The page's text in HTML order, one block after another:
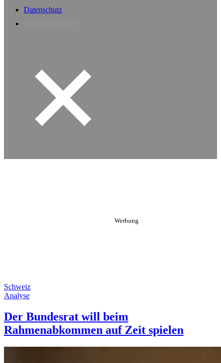
Datenschutz
Schweiz
Analyse
Der Bundesrat will beim
Rahmenabkommen auf Zeit spielen